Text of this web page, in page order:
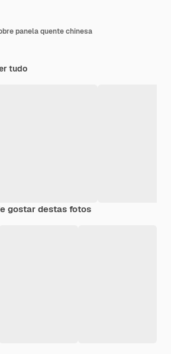
panela quente chinesa
tudo
gostar destas fotos